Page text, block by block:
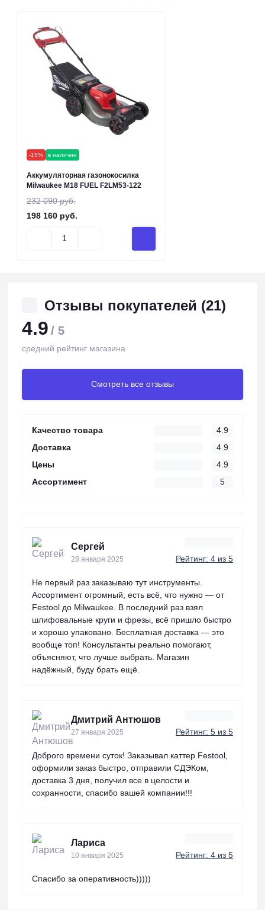
-15% в наличии
Аккумуляторная газонокосилка
Milwaukee M18 FUEL F2LM53-122
232 090 руб.
198 160 руб.
Отзывы покупателей (21)
4.9 / 5
средний рейтинг магазина
Смотреть все отзывы
Качество товара
4.9
Доставка
4.9
Цены
4.9
Ассортимент
5
Сергей
28 января 2025 Рейтинг: 4 из 5
Не первый раз заказываю тут инструменты.
Ассортимент огромный, есть всё, что нужно — от
Festool до Milwaukee. В последний раз взял
шлифовальные круги и фрезы, всё пришло быстро
и хорошо упаковано. Бесплатная доставка — это
вообще топ! Консультанты реально помогают,
объясняют, что лучше выбрать. Магазин
надёжный, буду брать ещё.
Дмитрий Антюшов
27 января 2025 Рейтинг: 5 из 5
Доброго времени суток! Заказывал каттер Festool,
оформили заказ быстро, отправили СДЭКом,
доставка 3 дня, получил все в целости и
сохранности, спасибо вашей компании!!!
Лариса
10 января 2025 Рейтинг: 4 из 5
Спасибо за оперативность)))))